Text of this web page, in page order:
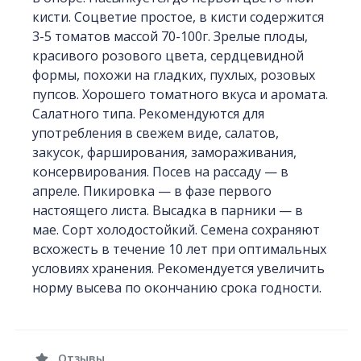
кисти. Соцветие простое, в кисти содержится
3-5 томатов массой 70-100г. Зрелые плоды,
красивого розового цвета, сердцевидной
формы, похожи на гладких, пухлых, розовых
пупсов. Хорошего томатного вкуса и аромата.
Салатного типа. Рекомендуются для
употребления в свежем виде, салатов,
закусок, фарширования, замораживания,
консервирования. Посев на рассаду — в
апреле. Пикировка — в фазе первого
настоящего листа. Высадка в парники — в
мае. Сорт холодостойкий. Семена сохраняют
всхожесть в течение 10 лет при оптимальных
условиях хранения. Рекомендуется увеличить
норму высева по окончанию срока годности.